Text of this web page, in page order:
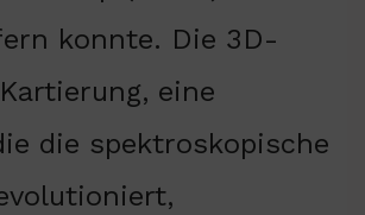
konnte. Die 3D-
eine
die spektroskopische